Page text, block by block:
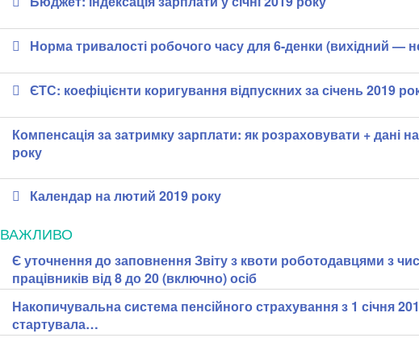
Норма тривалості робочого часу для 6-денки (вихідний —
ЄТС: коефіцієнти коригування відпускних за січень 2019
Компенсація за затримку зарплати: як розраховувати + дані
року
Календар на лютий 2019 року
ВАЖЛИВО
Є уточнення до заповнення Звіту з квоти роботодавцями з
працівників від 8 до 20 (включно) осіб
Накопичувальна система пенсійного страхування з 1 січня
стартувала…